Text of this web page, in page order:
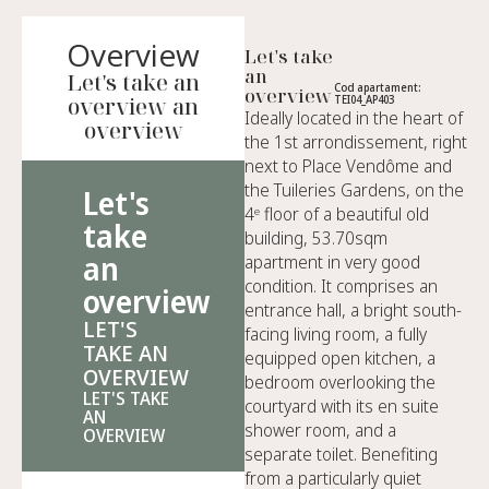
Let's take
an
overview Cod apartament:
TEI04_AP403
Ideally located in the heart of
the 1st arrondissement, right
next to Place Vendôme and
the Tuileries Gardens, on the
4ᵉ floor of a beautiful old
building, 53.70sqm
apartment in very good
condition. It comprises an
entrance hall, a bright south-
facing living room, a fully
equipped open kitchen, a
bedroom overlooking the
courtyard with its en suite
shower room, and a
separate toilet. Benefiting
from a particularly quiet
Overview
Let's take an
overview an
overview
Let's
take
an
overview
LET'S
TAKE AN
OVERVIEW
LET'S TAKE
AN
OVERVIEW